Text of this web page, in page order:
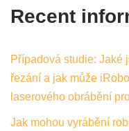
Recent
Případová studie: Jaké
řezání a jak může
laserového obrábění
Jak mohou vyrábění